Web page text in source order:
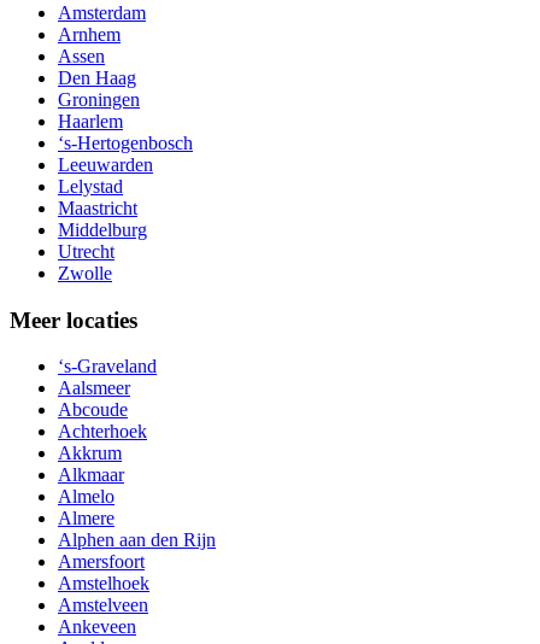
Amsterdam
Arnhem
Assen
Den Haag
Groningen
Haarlem
‘s-Hertogenbosch
Leeuwarden
Lelystad
Maastricht
Middelburg
Utrecht
Zwolle
Meer locaties
‘s-Graveland
Aalsmeer
Abcoude
Achterhoek
Akkrum
Alkmaar
Almelo
Almere
Alphen aan den Rijn
Amersfoort
Amstelhoek
Amstelveen
Ankeveen